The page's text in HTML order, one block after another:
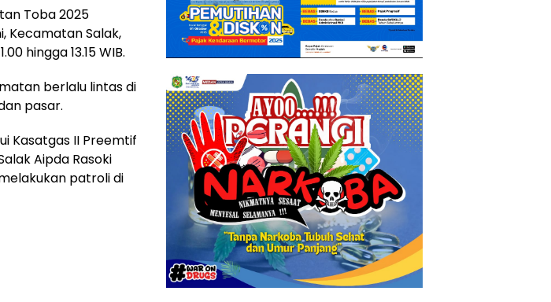
Toba 2025
Kecamatan Salak,
hingga 13.15 WIB.
berlalu lintas di
pasar.
Kasatgas II Preemtif
Aipda Rasoki
patroli di